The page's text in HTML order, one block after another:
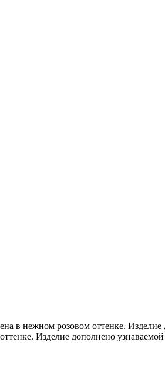
в нежном розовом оттенке.
Изделие дополнено